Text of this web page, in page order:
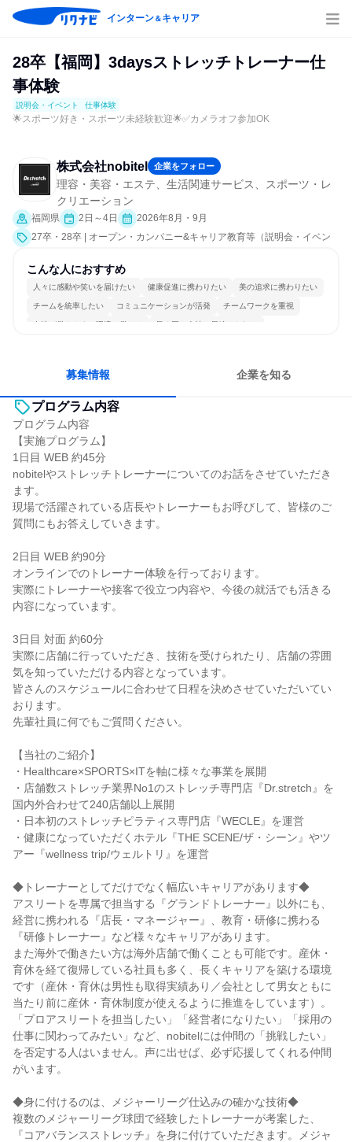
インターン＆キャリア
28卒【福岡】3daysストレッチトレーナー仕
事体験
説明会・イベント 仕事体験
🌟スポーツ好き・スポーツ未経験歓迎🌟✅カメラオフ参加OK
株式会社nobitel 企業をフォロー
理容・美容・エステ、生活関連サービス、スポーツ・レ
クリエーション
福岡県 2日～4日
2026年8月・9月
27卒・28卒 | オープン・カンパニー&キャリア教育等（説明会・イベン
界研究]、仕事体験）
こんな人におすすめ
人々に感動や笑いを届けたい 健康促進に携わりたい 美の追求に携わりたい
チームを統率したい コミュニケーションが活発 チームワークを重視
女性が働きやすい環境で働ける 長く同じ会社に居続けられる
募集情報 企業を知る
プログラム内容
プログラム内容
【実施プログラム】
1日目 WEB 約45分
nobitelやストレッチトレーナーについてのお話をさせていただき
ます。
現場で活躍されている店長やトレーナーもお呼びして、皆様のご
質問にもお答えしていきます。
2日目 WEB 約90分
オンラインでのトレーナー体験を行っております。
実際にトレーナーや接客で役立つ内容や、今後の就活でも活きる
内容になっています。
3日目 対面 約60分
実際に店舗に行っていただき、技術を受けられたり、店舗の雰囲
気を知っていただける内容となっています。
皆さんのスケジュールに合わせて日程を決めさせていただいてい
おります。
先輩社員に何でもご質問ください。
【当社のご紹介】
・Healthcare×SPORTS×ITを軸に様々な事業を展開
・店舗数ストレッチ業界No1のストレッチ専門店『Dr.stretch』を
国内外合わせて240店舗以上展開
・日本初のストレッチピラティス専門店『WECLE』を運営
・健康になっていただくホテル『THE SCENE/ザ・シーン』やツ
アー『wellness trip/ウェルトリ』を運営
◆トレーナーとしてだけでなく幅広いキャリアがあります◆
アスリートを専属で担当する『グランドトレーナー』以外にも、
経営に携われる『店長・マネージャー』、教育・研修に携わる
『研修トレーナー』など様々なキャリアがあります。
また海外で働きたい方は海外店舗で働くことも可能です。産休・
育休を経て復帰している社員も多く、長くキャリアを築ける環境
です（産休・育休は男性も取得実績あり／会社として男女ともに
当たり前に産休・育休制度が使えるように推進をしています）。
「プロアスリートを担当したい」「経営者になりたい」「採用の
仕事に関わってみたい」など、nobitelには仲間の「挑戦したい」
を否定する人はいません。声に出せば、必ず応援してくれる仲間
がいます。
◆身に付けるのは、メジャーリーグ仕込みの確かな技術◆
複数のメジャーリーグ球団で経験したトレーナーが考案した、
『コアバランスストレッチ』を身に付けていただきます。メジャ